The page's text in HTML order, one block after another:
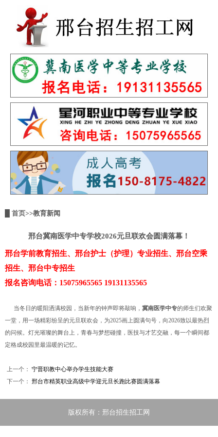
首页>>教育新闻
邢台冀南医学中专学校2026元旦联欢会圆满落幕！
邢台学前教育招生、邢台护士（护理）专业招生、邢台空乘
招生、邢台中专招生
报名咨询电话：15075965565 19131135565
当冬日的暖阳洒满校园，当新年的钟声即将敲响， 冀南医学中专的师生们欢聚
一堂，用一场精彩纷呈的元旦联欢会，为2025画上圆满句号，向2026致以最热烈
的问候。灯光璀璨的舞台上，青春与梦想碰撞，医技与才艺交融，每一个瞬间都
定格成校园里最温暖的记忆。
上一个： 宁晋职教中心举办学生技能大赛
下一个： 邢台市精英职业高级中学迎元旦长跑比赛圆满落幕
版权所有：邢台招生招工网